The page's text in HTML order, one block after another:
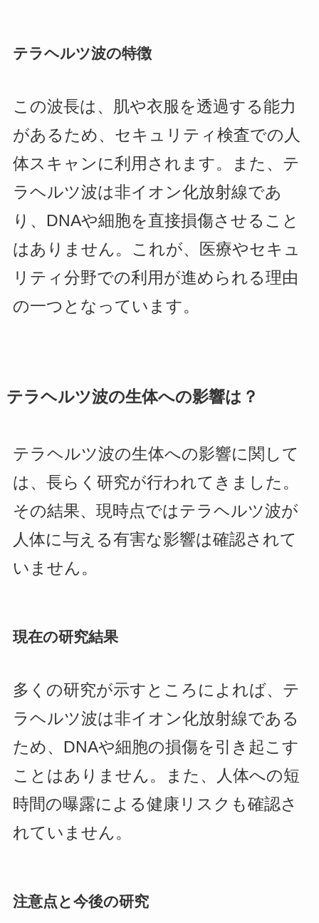
テラヘルツ波の特徴
この波長は、肌や衣服を透過する能力
があるため、セキュリティ検査での人
体スキャンに利用されます。また、テ
ラヘルツ波は非イオン化放射線であ
り、DNAや細胞を直接損傷させること
はありません。これが、医療やセキュ
リティ分野での利用が進められる理由
の一つとなっています。
テラヘルツ波の生体への影響は？
テラヘルツ波の生体への影響に関して
は、長らく研究が行われてきました。
その結果、現時点ではテラヘルツ波が
人体に与える有害な影響は確認されて
いません。
現在の研究結果
多くの研究が示すところによれば、テ
ラヘルツ波は非イオン化放射線である
ため、DNAや細胞の損傷を引き起こす
ことはありません。また、人体への短
時間の曝露による健康リスクも確認さ
れていません。
注意点と今後の研究